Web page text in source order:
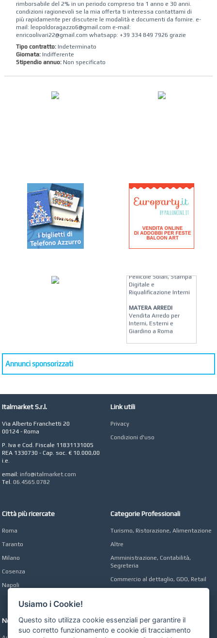
rimborsabile del 2% in un periodo compreso tra 1 anno e 30 anni.
condizioni ragionevoli se la mia offerta ti interessa contattami di
più rapidamente per discutere le modalità e documenti da fornire. e-
mail: leopoldoragazzo6@gmail.com e-mail:
enricoolivari22@gmail.com whatsapp: +39 334 849 7926 grazie
Tipo contratto:Indeterminato
Giornata: Indifferente
Stipendio annuo: Non specificato
Pellicole Solari, Stampa
Digitale e
Riqualificazione Interni
MATERA ARREDI
Vendita Arredo per
Interni, Esterni e
Giardino a Roma
STUDIO MICCI
Antonella Micci,
Roma
Azienda Agricola a
Digital marketing e Web
Annunci sponsorizzati
Italmarket S.r.l.
Via Alberto Franchetti 20
00124 - Roma
P. Iva e Cod. Fiscale 11831131005
REA 1330730 - Cap. soc. € 10.000,00
i.e.
email: info@italmarket.com
Tel. 06.4565.0782
Link utili
Privacy
Condizioni d'uso
Città più ricercate
Roma
Taranto
Milano
Cosenza
Napoli
Categorie Professionali
Turismo, Ristorazione, Alimentazione
Altre
Amministrazione, Contabilità,
Segreteria
Commercio al dettaglio, GDO, Retail
Network
Usiamo i Cookie!
Questo sito utilizza cookie essenziali per garantire il
suo corretto funzionamento e cookie di tracciamento